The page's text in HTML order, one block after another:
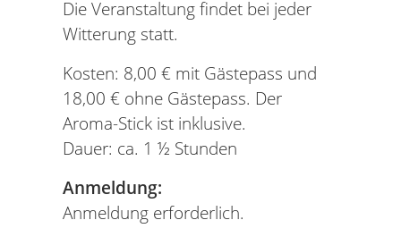
Die Veranstaltung findet bei jeder
Witterung statt.
Kosten: 8,00 € mit Gästepass und
18,00 € ohne Gästepass. Der
Aroma-Stick ist inklusive.
Dauer: ca. 1 ½ Stunden
Anmeldung:
Anmeldung erforderlich.